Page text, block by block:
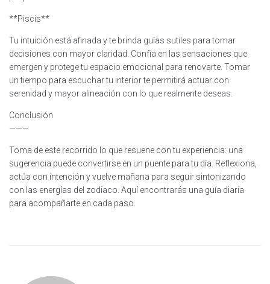
**Piscis**
Tu intuición está afinada y te brinda guías sutiles para tomar
decisiones con mayor claridad. Confía en las sensaciones que
emergen y protege tu espacio emocional para renovarte. Tomar
un tiempo para escuchar tu interior te permitirá actuar con
serenidad y mayor alineación con lo que realmente deseas.
Conclusión
———
Toma de este recorrido lo que resuene con tu experiencia: una
sugerencia puede convertirse en un puente para tu día. Reflexiona,
actúa con intención y vuelve mañana para seguir sintonizando
con las energías del zodiaco. Aquí encontrarás una guía diaria
para acompañarte en cada paso.